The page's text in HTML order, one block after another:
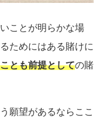
ことが明らかな場
ためにはある賭けに
とも前提としての賭
願望があるならここ